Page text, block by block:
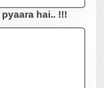
hai.. !!!